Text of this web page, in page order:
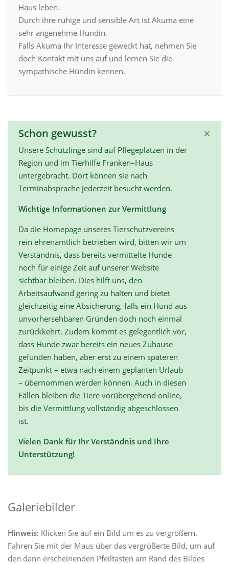
Haus leben.
Durch ihre ruhige und sensible Art ist Akuma eine
sehr angenehme Hündin.
Falls Akuma Ihr Interesse geweckt hat, nehmen Sie
doch Kontakt mit uns auf und lernen Sie die
sympathische Hündin kennen.
×
Schon gewusst?
Unsere Schützlinge sind auf Pflegeplätzen in der
Region und im Tierhilfe Franken–Haus
untergebracht. Dort können sie nach
Terminabsprache jederzeit besucht werden.
Wichtige Informationen zur Vermittlung
Da die Homepage unseres Tierschutzvereins
rein ehrenamtlich betrieben wird, bitten wir um
Verständnis, dass bereits vermittelte Hunde
noch für einige Zeit auf unserer Website
sichtbar bleiben. Dies hilft uns, den
Arbeitsaufwand gering zu halten und bietet
gleichzeitig eine Absicherung, falls ein Hund aus
unvorhersehbaren Gründen doch noch einmal
zurückkehrt. Zudem kommt es gelegentlich vor,
dass Hunde zwar bereits ein neues Zuhause
gefunden haben, aber erst zu einem späteren
Zeitpunkt – etwa nach einem geplanten Urlaub
– übernommen werden können. Auch in diesen
Fällen bleiben die Tiere vorübergehend online,
bis die Vermittlung vollständig abgeschlossen
ist.
Vielen Dank für Ihr Verständnis und Ihre
Unterstützung!
Galeriebilder
Hinweis: Klicken Sie auf ein Bild um es zu vergrößern.
Fahren Sie mit der Maus über das vergrößerte Bild, um auf
den dann erscheinenden Pfeiltasten am Rand des Bildes